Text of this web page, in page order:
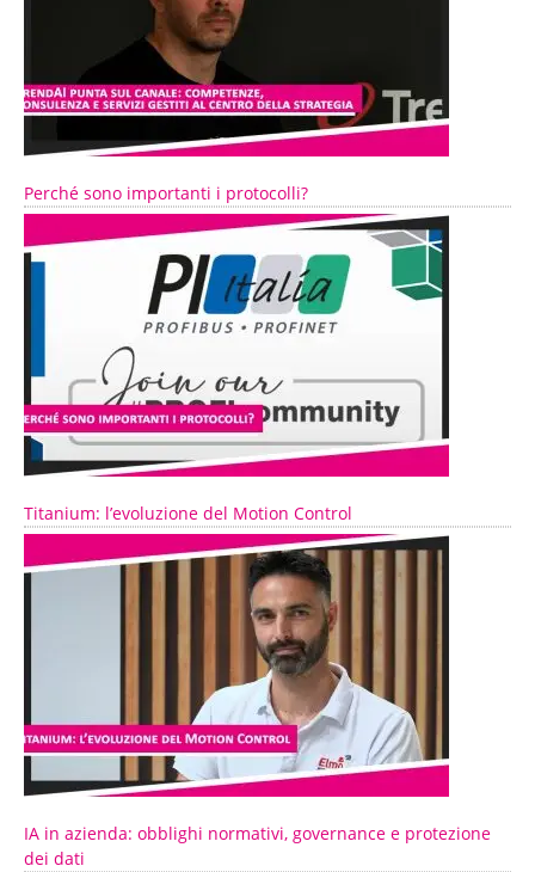
Perché sono importanti i protocolli?
Titanium: l’evoluzione del Motion Control
IA in azienda: obblighi normativi, governance e protezione
dei dati